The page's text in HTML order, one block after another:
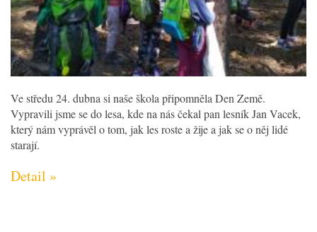
Ve středu 24. dubna si naše škola připomněla Den Země.
Vypravili jsme se do lesa, kde na nás čekal pan lesník Jan Vacek,
který nám vyprávěl o tom, jak les roste a žije a jak se o něj lidé
starají.
Detail »